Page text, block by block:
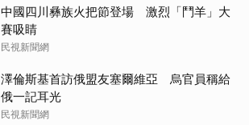
中國四川彝族火把節登場 激烈「鬥羊」大
賽吸睛
民視新聞網
澤倫斯基首訪俄盟友塞爾維亞 烏官員稱給
俄一記耳光
民視新聞網